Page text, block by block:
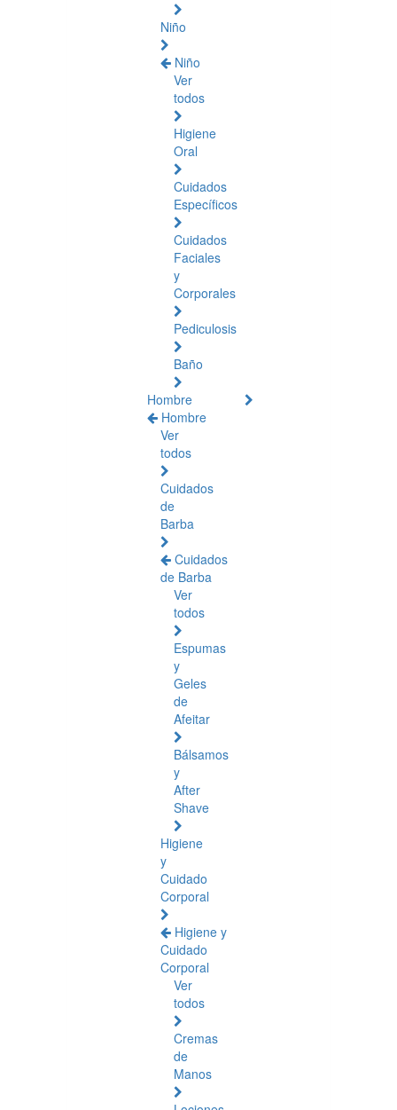
Niño
Niño
Ver
todos
Higiene
Oral
Cuidados
Específicos
Cuidados
Faciales
y
Corporales
Pediculosis
Baño
Hombre
Hombre
Ver
todos
Cuidados
de
Barba
Cuidados
de Barba
Ver
todos
Espumas
y
Geles
de
Afeitar
Bálsamos
y
After
Shave
Higiene
y
Cuidado
Corporal
Higiene y
Cuidado
Corporal
Ver
todos
Cremas
de
Manos